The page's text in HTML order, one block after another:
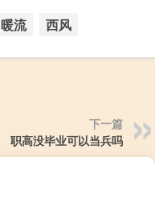
暖流 西风
下一篇
职高没毕业可以当兵吗